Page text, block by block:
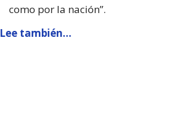
como por la nación”.
Lee también...